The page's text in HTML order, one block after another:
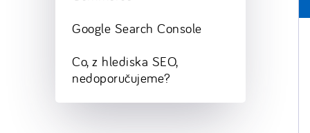
Google Search Console
Co, z hlediska SEO,
nedoporučujeme?